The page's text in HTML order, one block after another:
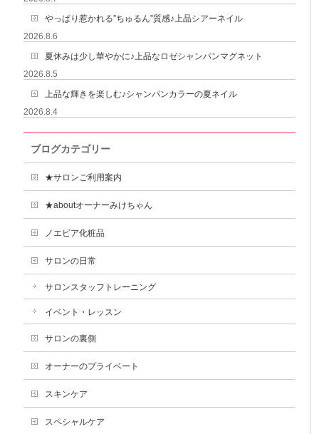
やっぱり惹かれる”ちゅるん”質感♪上品シアーネイル
2026.8.6
夏休みは少し華やかに♪上品なロゼシャンパンマグネット
2026.8.5
上品な輝きを楽しむ♪シャンパンカラーの夏ネイル
2026.8.4
ブログカテゴリー
★サロンご利用案内
★aboutオーナーみけちゃん
ノエビア化粧品
サロンの日常
サロンスタッフトレーニング
イベント・レッスン
サロンの裏側
オーナーのプライベート
スキンケア
スペシャルケア